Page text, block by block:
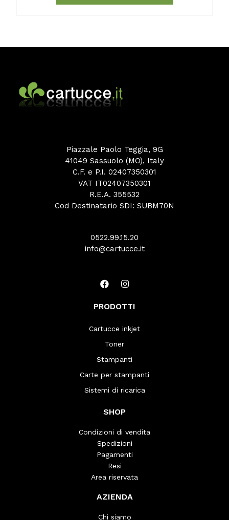
Piazzale Paolo Teggia, 9G
41049 Sassuolo (MO), Italy
C.F. e P.I. 02407350301
VAT IT02407350301
R.E.A. 355532
Cod Destinatario SDI: SUBM70N
0522.99.15.20
info@cartucce.it
PRODOTTI
Cartucce inkjet
Toner
Stampanti
Carte per stampanti
Sistemi di ricarica
SHOP
Condizioni di vendita
Spedizioni
Pagamenti
Resi
Area riservata
AZIENDA
Chi siamo